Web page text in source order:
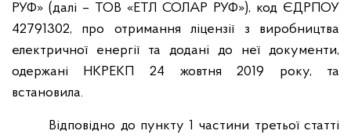
РУФ» (далі – ТОВ «ЕТЛ СОЛАР РУФ»), код ЄДРПОУ
42791302, про отримання ліцензії з виробництва
електричної енергії та додані до неї документи,
одержані НКРЕКП 24 жовтня 2019 року, та
встановила.
Відповідно до пункту 1 частини третьої статті